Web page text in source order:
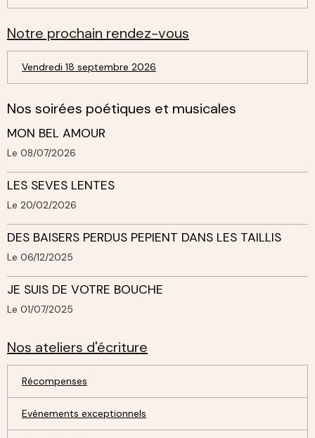
Notre prochain rendez-vous
Vendredi 18 septembre 2026
Nos soirées poétiques et musicales
MON BEL AMOUR
Le 08/07/2026
LES SEVES LENTES
Le 20/02/2026
DES BAISERS PERDUS PEPIENT DANS LES TAILLIS
Le 06/12/2025
JE SUIS DE VOTRE BOUCHE
Le 01/07/2025
Nos ateliers d'écriture
Récompenses
Evénements exceptionnels